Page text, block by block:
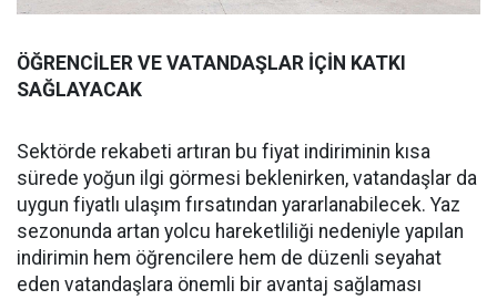
ÖĞRENCİLER VE VATANDAŞLAR İÇİN KATKI
SAĞLAYACAK
Sektörde rekabeti artıran bu fiyat indiriminin kısa
sürede yoğun ilgi görmesi beklenirken, vatandaşlar da
uygun fiyatlı ulaşım fırsatından yararlanabilecek. Yaz
sezonunda artan yolcu hareketliliği nedeniyle yapılan
indirimin hem öğrencilere hem de düzenli seyahat
eden vatandaşlara önemli bir avantaj sağlaması